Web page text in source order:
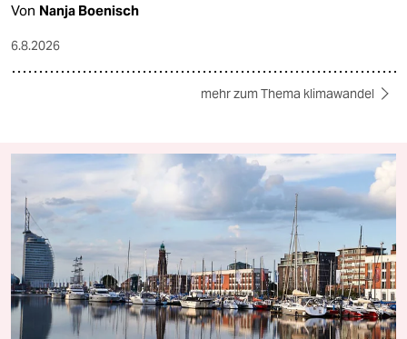
Von Nanja Boenisch
6.8.2026
mehr zum Thema klimawandel